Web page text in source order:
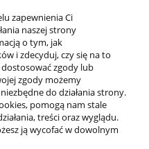
zapewnienia Ci
naszej strony
o tym, jak
i zdecyduj, czy się na to
dostosować zgody lub
zgody możemy
do działania strony.
pomogą nam stale
treści oraz wyglądu.
ją wycofać w dowolnym